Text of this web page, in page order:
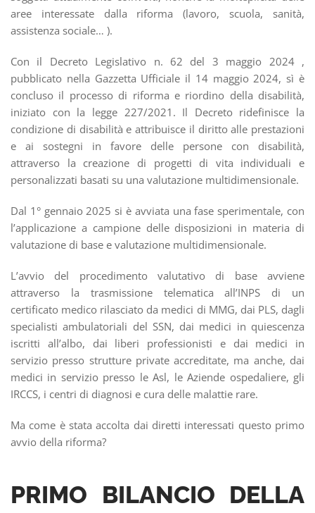
aree interessate dalla riforma (lavoro, scuola, sanità,
assistenza sociale… ).
Con il Decreto Legislativo n. 62 del 3 maggio 2024 ,
pubblicato nella Gazzetta Ufficiale il 14 maggio 2024, sì è
concluso il processo di riforma e riordino della disabilità,
iniziato con la legge 227/2021. Il Decreto ridefinisce la
condizione di disabilità e attribuisce il diritto alle prestazioni
e ai sostegni in favore delle persone con disabilità,
attraverso la creazione di progetti di vita individuali e
personalizzati basati su una valutazione multidimensionale.
Dal 1° gennaio 2025 si è avviata una fase sperimentale, con
l’applicazione a campione delle disposizioni in materia di
valutazione di base e valutazione multidimensionale.
L’avvio del procedimento valutativo di base avviene
attraverso la trasmissione telematica all’INPS di un
certificato medico rilasciato da medici di MMG, dai PLS, dagli
specialisti ambulatoriali del SSN, dai medici in quiescenza
iscritti all’albo, dai liberi professionisti e dai medici in
servizio presso strutture private accreditate, ma anche, dai
medici in servizio presso le Asl, le Aziende ospedaliere, gli
IRCCS, i centri di diagnosi e cura delle malattie rare.
Ma come è stata accolta dai diretti interessati questo primo
avvio della riforma?
PRIMO BILANCIO DELLA